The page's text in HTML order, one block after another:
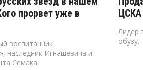
прорвет уже в
воспитанник
наследник Игнашевича и
Семака.
ЦСКА
Лидер
обузу.